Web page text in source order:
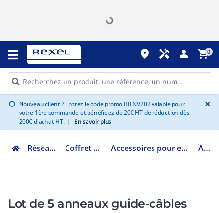
place handyman person shopping_cart0
info Nouveau client ? Entrez le code promo BIENV202 valable pour
votre 1ère commande et bénéficiez de 20€ HT de réduction dès
200€ d'achat HT. | En savoir plus
×
Réseau informatique Coffret baie et accessoires Accessoires pour environnement armoire et coffret AL5ABV
Lot de 5 anneaux guide-câbles